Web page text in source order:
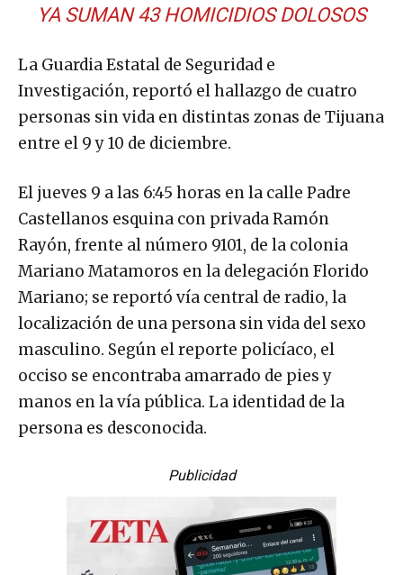
YA SUMAN 43 HOMICIDIOS DOLOSOS
La Guardia Estatal de Seguridad e
Investigación, reportó el hallazgo de cuatro
personas sin vida en distintas zonas de Tijuana
entre el 9 y 10 de diciembre.
El jueves 9 a las 6:45 horas en la calle Padre
Castellanos esquina con privada Ramón
Rayón, frente al número 9101, de la colonia
Mariano Matamoros en la delegación Florido
Mariano; se reportó vía central de radio, la
localización de una persona sin vida del sexo
masculino. Según el reporte policíaco, el
occiso se encontraba amarrado de pies y
manos en la vía pública. La identidad de la
persona es desconocida.
Publicidad